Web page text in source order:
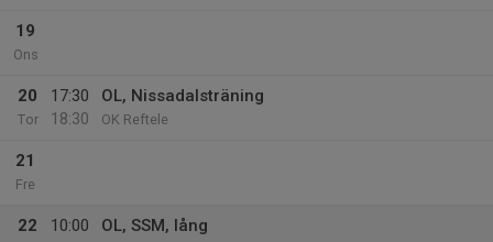
19
Ons
20
Tor
17:30
18:30
OL, Nissadalsträning
OK Reftele
21
Fre
22
10:00
OL, SSM, lång